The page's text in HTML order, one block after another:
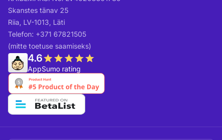
Skanstes tänav 25
Riia, LV-1013, Läti
Telefon: +371 67821505
(mitte toetuse saamiseks)
4.6
AppSumo rating